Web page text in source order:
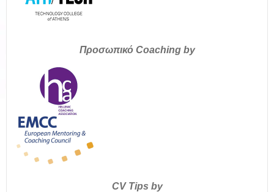
Προσωπικό Coaching by
CV Tips by